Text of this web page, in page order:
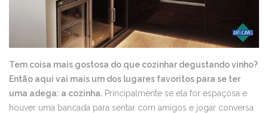
Tem coisa mais gostosa do que cozinhar degustando vinho?
Então aqui vai mais um dos lugares favoritos para se ter
uma adega: a cozinha. Principalmente se ela for espaçosa e
houver uma bancada para sentar com amigos e jogar conversa